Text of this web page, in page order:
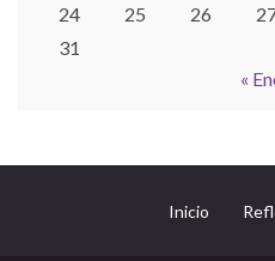
24
25 26
31
«
Inicio